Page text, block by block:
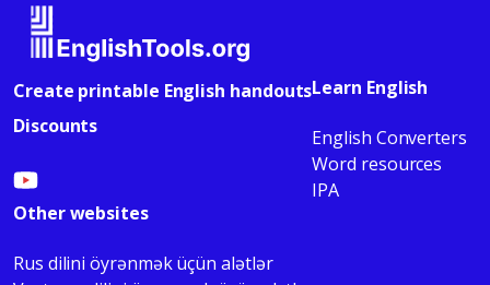
Create printable English handouts
Discounts
Learn English
English Converters
Word resources
IPA
Other websites
Rus dilini öyrənmək üçün alətlər